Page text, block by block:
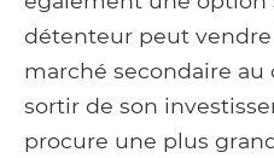
détenteur peut
marché secondaire au
sortir de son
procure une plus